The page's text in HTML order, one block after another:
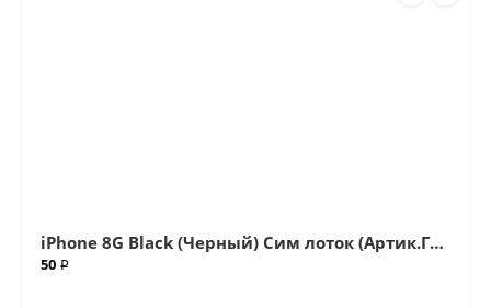
iPhone 8G Black (Черный) Сим лоток (Артик.ГС-762)
50 ₽